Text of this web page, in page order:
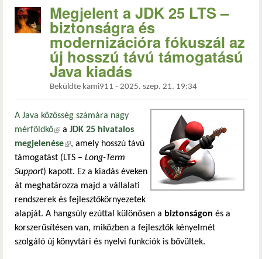
Megjelent a JDK 25 LTS –
biztonságra és
modernizációra fókuszál az
új hosszú távú támogatású
Java kiadás
Beküldte kami911 - 2025. szep. 21. 19:34
A Java közösség számára nagy
mérföldkő(külső hivatkozás)
a JDK 25 hivatalos
megjelenése(külső hivatkozás)
, amely hosszú távú
támogatást (LTS – Long-Term
Support) kapott. Ez a kiadás éveken
át meghatározza majd a vállalati
rendszerek és fejlesztőkörnyezetek
alapját. A hangsúly ezúttal különösen a biztonságon és a
korszerűsítésen van, miközben a fejlesztők kényelmét
szolgáló új könyvtári és nyelvi funkciók is bővültek.